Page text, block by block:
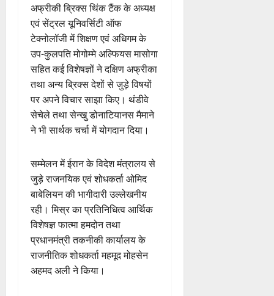
अफ्रीकी ब्रिक्स थिंक टैंक के अध्यक्ष
एवं सेंट्रल यूनिवर्सिटी ऑफ
टेक्नोलॉजी में शिक्षण एवं अधिगम के
उप-कुलपति मोगोम्मे अल्फियस मासोगा
सहित कई विशेषज्ञों ने दक्षिण अफ्रीका
तथा अन्य ब्रिक्स देशों से जुड़े विषयों
पर अपने विचार साझा किए। थंडीवे
सेचेले तथा सेन्खु डोनाटियानस मैमाने
ने भी सार्थक चर्चा में योगदान दिया।
सम्मेलन में ईरान के विदेश मंत्रालय से
जुड़े राजनयिक एवं शोधकर्ता ओमिद
बाबेलियन की भागीदारी उल्लेखनीय
रही। मिस्र का प्रतिनिधित्व आर्थिक
विशेषज्ञ फात्मा हमदोन तथा
प्रधानमंत्री तकनीकी कार्यालय के
राजनीतिक शोधकर्ता महमूद मोहसेन
अहमद अली ने किया।